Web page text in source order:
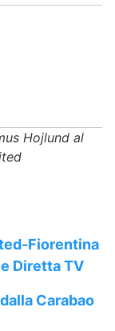
Hojlund al
Fiorentina
Diretta TV
Carabao